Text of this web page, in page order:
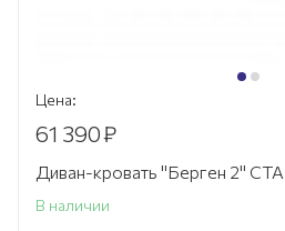
Цена:
61 390₽
Диван-кровать "Берген 2"
В наличии